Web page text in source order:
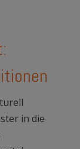
in die